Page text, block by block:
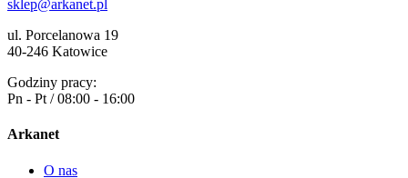
sklep@arkanet.pl
ul. Porcelanowa 19
40-246 Katowice
Godziny pracy:
Pn - Pt / 08:00 - 16:00
Arkanet
O nas